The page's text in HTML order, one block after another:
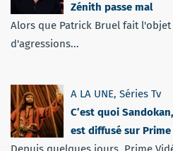
Zénith passe mal
Alors que Patrick Bruel fait
d'agressions...
A LA UNE, Séries Tv
C’est quoi
est diffusé sur Prime